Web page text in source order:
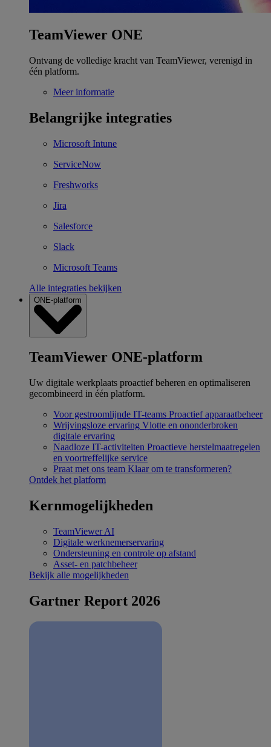
TeamViewer ONE
Ontvang de volledige kracht van TeamViewer, verenigd in
één platform.
Meer informatie
Belangrijke integraties
Microsoft Intune
ServiceNow
Freshworks
Jira
Salesforce
Slack
Microsoft Teams
Alle integraties bekijken
ONE-platform
TeamViewer ONE-platform
Uw digitale werkplaats proactief beheren en optimaliseren
gecombineerd in één platform.
Voor gestroomlijnde IT-teams Proactief apparaatbeheer
Wrijvingsloze ervaring Vlotte en ononderbroken
digitale ervaring
Naadloze IT-activiteiten Proactieve herstelmaatregelen
en voortreffelijke service
Praat met ons team Klaar om te transformeren?
Ontdek het platform
Kernmogelijkheden
TeamViewer AI
Digitale werknemerservaring
Ondersteuning en controle op afstand
Asset- en patchbeheer
Bekijk alle mogelijkheden
Gartner Report 2026